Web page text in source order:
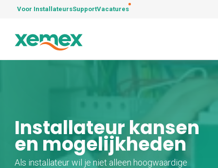
Voor InstallateursSupportVacatures
Installateur kansen
en mogelijkheden
Als installateur wil je niet alleen hoogwaardige